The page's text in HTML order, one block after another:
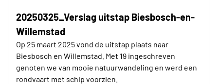
20250325_Verslag uitstap Biesbosch-en-
Willemstad
Op 25 maart 2025 vond de uitstap plaats naar
Biesbosch en Willemstad. Met 19 ingeschreven
genoten we van mooie natuurwandeling en werd een
rondvaart met schip voorzien.